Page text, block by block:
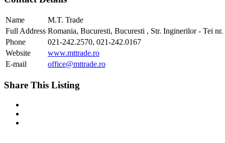
Name
M.T. Trade
Full Address Romania, Bucuresti, Bucuresti , Str. Inginerilor - Tei nr.
Phone
021-242.2570, 021-242.0167
Website
www.mttrade.ro
E-mail
office@mttrade.ro
Share This Listing